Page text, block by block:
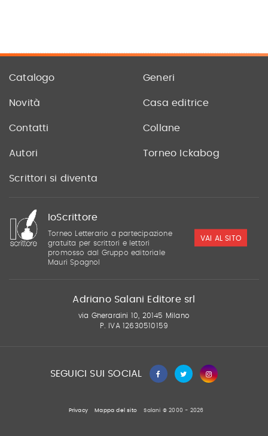
Catalogo Generi
Novità Casa editrice
Contatti Collane
Autori Torneo Ickabog
Scrittori si diventa
IoScrittore
Torneo Letterario a partecipazione
gratuita per scrittori e lettori
promosso dal Gruppo editoriale
Mauri Spagnol
VAI AL SITO
Adriano Salani Editore srl
via Gherardini 10, 20145 Milano
P. IVA 12630510159
SEGUICI SUI SOCIAL
Privacy Mappa del sito Salani © 2000 - 2026